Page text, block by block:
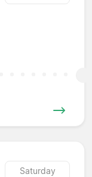
Saturday